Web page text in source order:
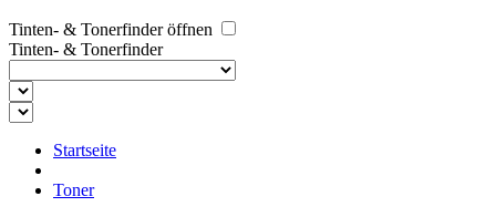
Tinten- & Tonerfinder öffnen
Tinten- & Tonerfinder
Startseite
Toner